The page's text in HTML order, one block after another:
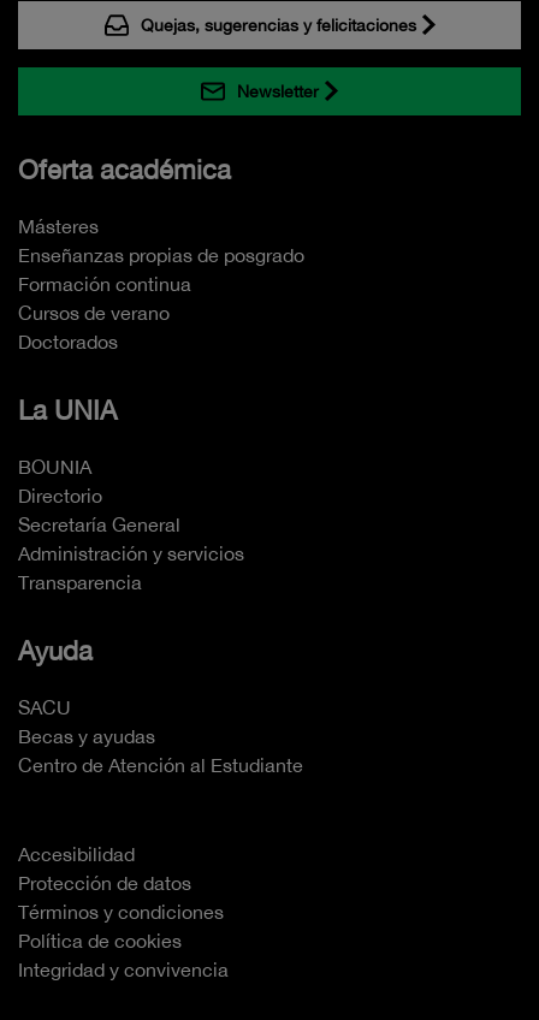
Quejas, sugerencias y felicitaciones
Newsletter
Oferta académica
Másteres
Enseñanzas propias de posgrado
Formación continua
Cursos de verano
Doctorados
La UNIA
BOUNIA
Directorio
Secretaría General
Administración y servicios
Transparencia
Ayuda
SACU
Becas y ayudas
Centro de Atención al Estudiante
Accesibilidad
Protección de datos
Términos y condiciones
Política de cookies
Integridad y convivencia